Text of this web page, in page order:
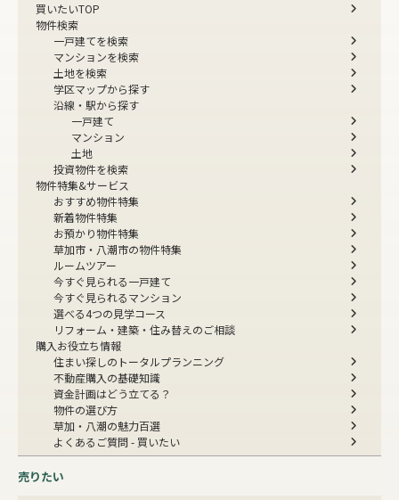
買いたいTOP
物件検索
一戸建てを検索
マンションを検索
土地を検索
学区マップから探す
沿線・駅から探す
一戸建て
マンション
土地
投資物件を検索
物件特集&サービス
おすすめ物件特集
新着物件特集
お預かり物件特集
草加市・八潮市の物件特集
ルームツアー
今すぐ見られる一戸建て
今すぐ見られるマンション
選べる4つの見学コース
リフォーム・建築・住み替えのご相談
購入お役立ち情報
住まい探しのトータルプランニング
不動産購入の基礎知識
資金計画はどう立てる？
物件の選び方
草加・八潮の魅力百選
よくあるご質問 - 買いたい
売りたい